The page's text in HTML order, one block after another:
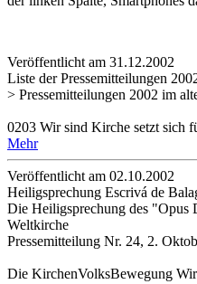
Veröffentlicht am 31­.12.2002
Liste der Pressemitteilungen
> Pressemitteilungen 2002 im
0203 Wir sind Kirche setzt sich
Mehr
Veröffentlicht am 02­.10.2002
Heiligsprechung Escrivá de
Die Heiligsprechung des "Opus
Weltkirche
Pressemitteilung Nr. 24, 2.
Die KirchenVolksBewegung